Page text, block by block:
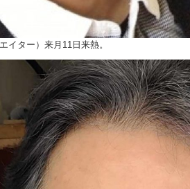
イター）来月11日来熱。